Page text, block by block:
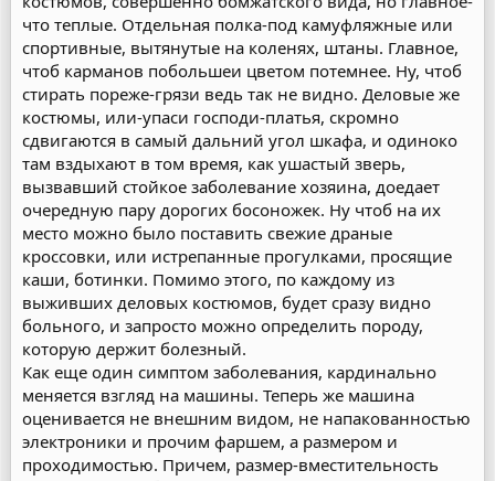
что теплые. Отдельная полка-под камуфляжные или
спортивные, вытянутые на коленях, штаны. Главное,
чтоб карманов побольшеи цветом потемнее. Ну, чтоб
стирать пореже-грязи ведь так не видно. Деловые же
костюмы, или-упаси господи-платья, скромно
сдвигаются в самый дальний угол шкафа, и одиноко
там вздыхают в том время, как ушастый зверь,
вызвавший стойкое заболевание хозяина, доедает
очередную пару дорогих босоножек. Ну чтоб на их
место можно было поставить свежие драные
кроссовки, или истрепанные прогулками, просящие
каши, ботинки. Помимо этого, по каждому из
выживших деловых костюмов, будет сразу видно
больного, и запросто можно определить породу,
которую держит болезный.
Как еще один симптом заболевания, кардинально
меняется взгляд на машины. Теперь же машина
оценивается не внешним видом, не напакованностью
электроники и прочим фаршем, а размером и
проходимостью. Причем, размер-вместительность